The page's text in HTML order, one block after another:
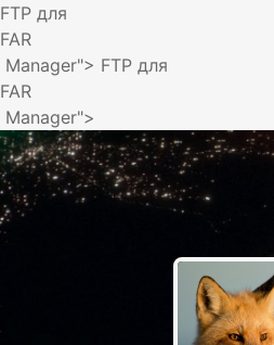
FTP для
FAR
Manager"> FTP для
FAR
Manager">